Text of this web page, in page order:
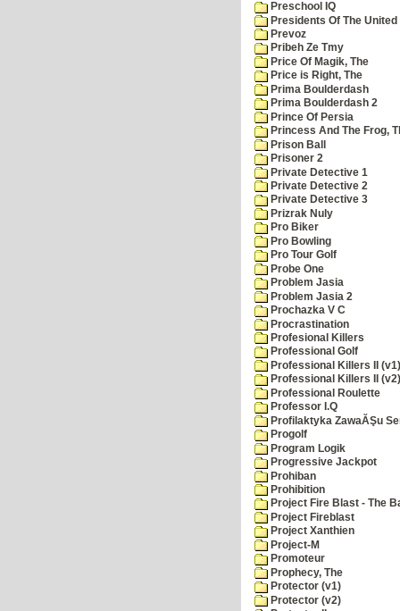
Preschool IQ
Presidents Of The
Prevoz
Pribeh Ze Tmy
Price Of Magik, The
Price is Right, The
Prima Boulderdash
Prima Boulderdash 2
Prince Of Persia
Princess And The Frog,
Prison Ball
Prisoner 2
Private Detective 1
Private Detective 2
Private Detective 3
Prizrak Nuly
Pro Biker
Pro Bowling
Pro Tour Golf
Probe One
Problem Jasia
Problem Jasia 2
Prochazka V C
Procrastination
Profesional Killers
Professional Golf
Professional Killers II (v1)
Professional Killers II (v2)
Professional Roulette
Professor I.Q
Profilaktyka ZawaĂŞu
Progolf
Program Logik
Progressive Jackpot
Prohiban
Prohibition
Project Fire Blast - The
Project Fireblast
Project Xanthien
Project-M
Promoteur
Prophecy, The
Protector (v1)
Protector (v2)